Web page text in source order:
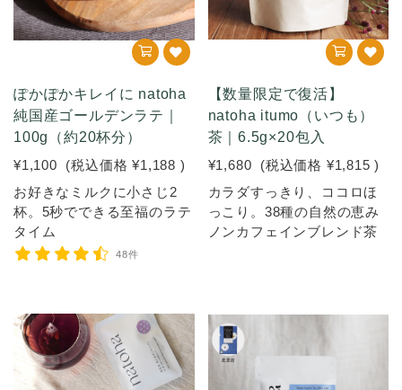
ぽかぽかキレイに natoha
純国産ゴールデンラテ｜
100g（約20杯分）
¥1,100
(税込価格 ¥1,188 )
お好きなミルクに小さじ2
杯。5秒でできる至福のラテ
タイム
48件
【数量限定で復活】
natoha itumo（いつも）
茶｜6.5g×20包入
¥1,680
(税込価格 ¥1,815 )
カラダすっきり、ココロほ
っこり。38種の自然の恵み
ノンカフェインブレンド茶